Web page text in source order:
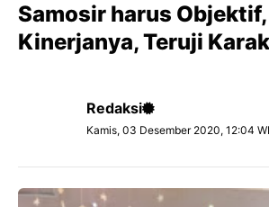
Samosir harus
Kinerjanya, Teruji
Redaksi
Kamis, 03 Desember 2020, 12:04